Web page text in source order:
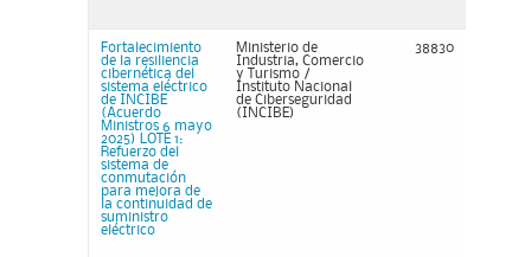
Fortalecimiento
de la resiliencia
cibernética del
sistema eléctrico
de INCIBE
(Acuerdo
Ministros 6 mayo
2025) LOTE 1:
Refuerzo del
sistema de
conmutación
para mejora de
la continuidad de
suministro
eléctrico
Ministerio de
Industria, Comercio
y Turismo /
Instituto Nacional
de Ciberseguridad
(INCIBE)
38830